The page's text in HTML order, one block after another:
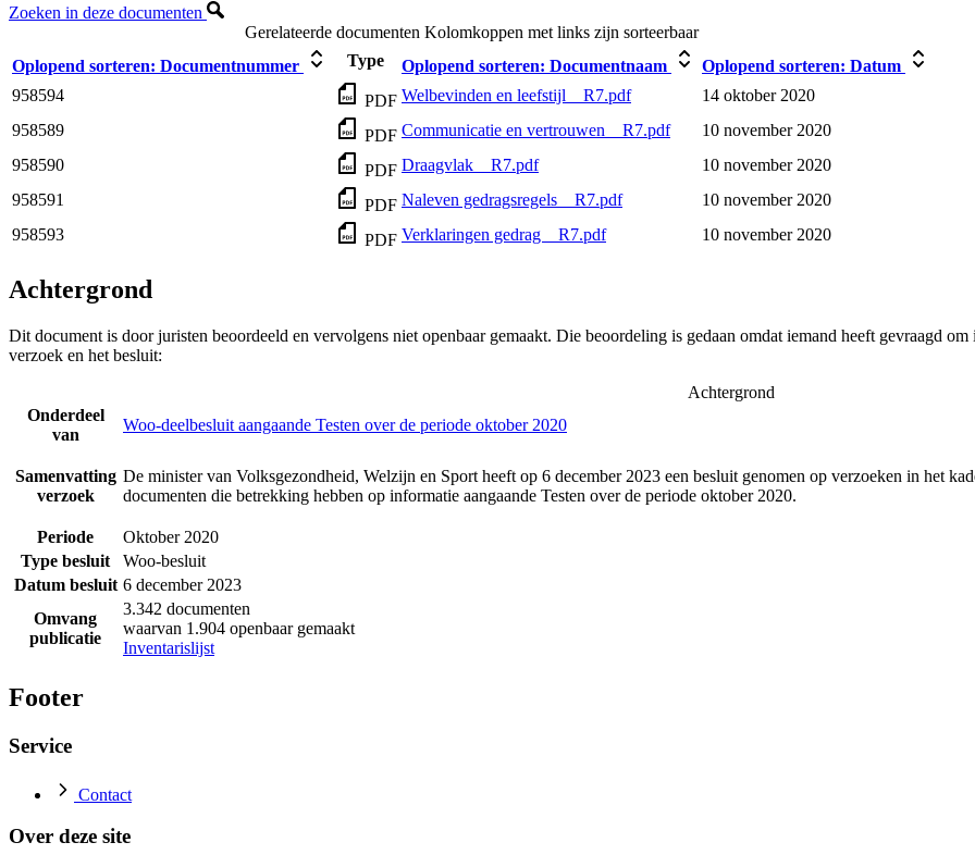
Zoeken in deze documenten
Gerelateerde documenten Kolomkoppen met links zijn sorteerbaar
Oplopend sorteren: Documentnummer Type Oplopend sorteren: Documentnaam Oplopend sorteren: Datum
958594
PDF Welbevinden en leefstijl _ R7.pdf
14 oktober 2020
958589
PDF Communicatie en vertrouwen _ R7.pdf
10 november 2020
958590
PDF Draagvlak _ R7.pdf
10 november 2020
958591
PDF Naleven gedragsregels _ R7.pdf
10 november 2020
958593
PDF Verklaringen gedrag _ R7.pdf 10 november 2020
Achtergrond
Dit document is door juristen beoordeeld en vervolgens niet openbaar gemaakt. Die beoordeling is gedaan omdat iemand heeft gevraagd
verzoek en het besluit:
Achtergrond
Onderdeel
van
Woo-deelbesluit aangaande Testen over de periode oktober 2020
Samenvatting
verzoek
De minister van Volksgezondheid, Welzijn en Sport heeft op 6 december 2023 een besluit genomen op verzoeken in het
documenten die betrekking hebben op informatie aangaande Testen over de periode oktober 2020.
Periode
Oktober 2020
Type besluit
Woo-besluit
Datum besluit 6 december 2023
Omvang
publicatie
3.342 documenten
waarvan 1.904 openbaar gemaakt
Inventarislijst
Footer
Service
Contact
Over deze site